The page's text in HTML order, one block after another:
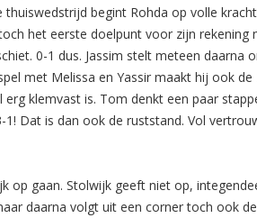
begint Rohda op volle
het eerste doelpunt voor zijn rekening
0-1 dus. Jassim stelt meteen daarna
met Melissa en Yassir maakt hij ook
klemvast is. Tom denkt een paar
Dat is dan ook de ruststand. Vol
op gaan. Stolwijk geeft niet op,
daarna volgt uit een corner toch ook